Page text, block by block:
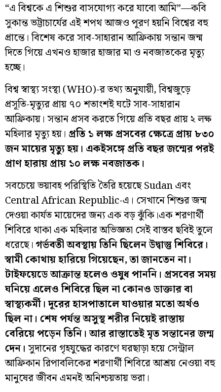
“এ বিশ্বকে এ শিশুর বাসযোগ্য করে যাবো আমি”—কবি
সুকান্ত ভট্টাচার্যের এই শপথ আজও পূরণ হয়নি বিশ্বের বহু
প্রান্তে। বিশেষ করে সাব-সাহারান আফ্রিকায় সন্তান জন্ম
দিতে গিয়ে এখনও হাজার হাজার মা ও নবজাতকের মৃত্যু
হচ্ছে।
বিশ্ব স্বাস্থ্য সংস্থা (WHO)-র তথ্য অনুযায়ী, বিশ্বজুড়ে
প্রসূতি-মৃত্যুর প্রায় ৭০ শতাংশই ঘটে সাব-সাহারান
আফ্রিকায়। সন্তান প্রসব করতে গিয়ে প্রতি বছর প্রায় ২ লক্ষ
মহিলার মৃত্যু হয়। প্রতি ১ লক্ষ প্রসবের ক্ষেত্রে প্রায় ৮৩০
জন মায়ের মৃত্যু হয়। একইসঙ্গে প্রতি বছর জন্মের পরই
প্রাণ হারায় প্রায় ১০ লক্ষ নবজাতক।
সবচেয়ে ভয়াবহ পরিস্থিতি তৈরি হয়েছে Sudan এবং
Central African Republic-এ। সেখানে শিশুর জন্ম
দেওয়া কার্যত মায়েদের জন্য এক বড় ঝুঁকি।এক শরণার্থী
শিবিরে থাকা এক মহিলার অভিজ্ঞতা সেই বাস্তব ছবিই তুলে
ধরেছে।গর্ভবতী অবস্থায় তিনি ছিলেন উদ্বাস্তু শিবিরে।
স্বামী কোথায় হারিয়ে গিয়েছেন, তা জানতেন না।
টাইফয়েডে আক্রান্ত হলেও ওষুধ পাননি। প্রসবের সময়
ঘনিয়ে এলেও শিবিরে ছিল না কোনও ডাক্তার বা
স্বাস্থ্যকর্মী। দূরের হাসপাতালে যাওয়ার মতো অর্থও
ছিল না। শেষ পর্যন্ত অসুস্থ শরীর নিয়েই রাস্তায়
বেরিয়ে পড়েন তিনি। আর রাস্তাতেই মৃত সন্তানের জন্ম
দেন। সুদানের গৃহযুদ্ধের কারণে ঘরছাড়া হয়ে সেন্ট্রাল
আফ্রিকান রিপাবলিকের শরণার্থী শিবিরে আশ্রয় নেওয়া বহু
মানুষের জীবন এমনই অনিশ্চয়তায় ভরা।